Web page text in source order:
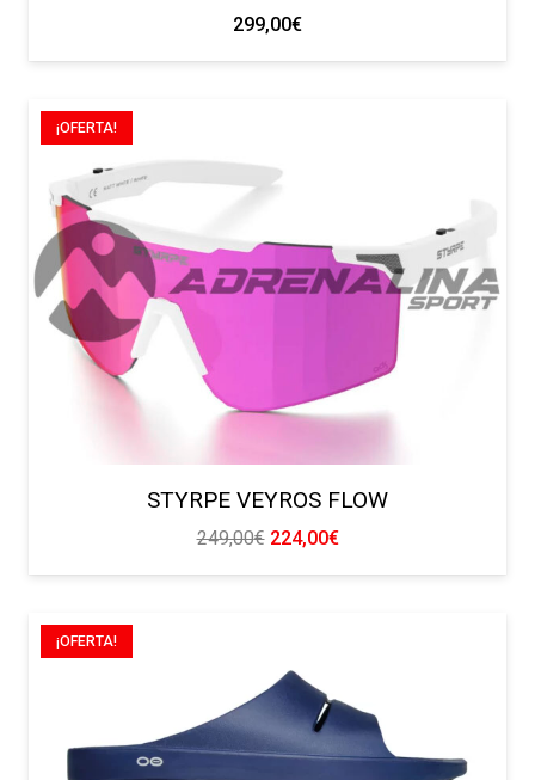
299,00€
¡OFERTA!
STYRPE VEYROS FLOW
249,00€ El
precio
249,00€.
224,00€El
precio
¡OFERTA!